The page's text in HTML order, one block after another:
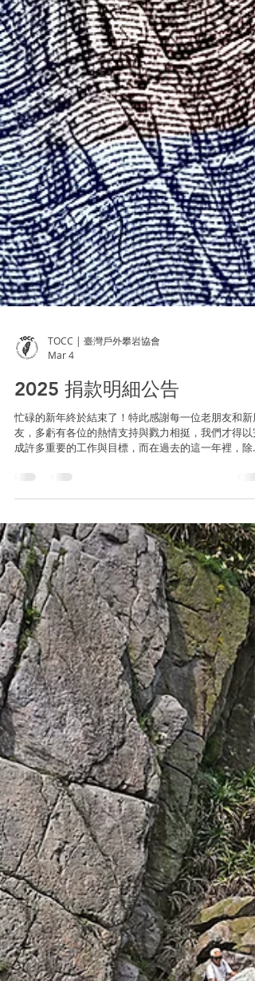
TOCC | 臺灣戶外攀岩協會
Mar 4
2025 捐款明細公告
忙碌的新年終於結束了！特此感謝每一位老朋友和新朋
大家為龍洞奉獻的寶貴心力之外，當然也少不了重要的
財務支持，下列即為 2025 / 01 / 01 – 2025 / 12 / 31 為
的捐款名單： 註：上列捐款名單統計自 2025 / 01 / 01
至 2025 / 12 / 31，係由人力統整線上表單回應並覆核
會帳戶匯款紀錄，如有發現錯誤或有任何疑問，可在下
方留言或以訊息與我們聯繫。 2025 TOCC 捐款收入總
NT$ 128,500 > TOCC 臺灣戶外攀岩協會 – 2025 捐款贊
助名單 Donation List 2025 2025 LD Cleanup Project
洞岩場環保計畫專款收入 NT$ 2,000 2025 EMS Project
龍洞岩場救援計畫專款收入 NT$ 5,000 2025 Rebolting
Project 龍洞固定點維護計畫專款收入 NT$ 12,200 >
Rebolting Team 專用捐款